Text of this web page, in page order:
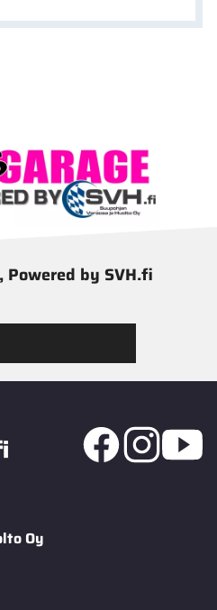
Powered by SVH.fi
Oy